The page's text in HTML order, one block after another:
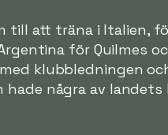
till att träna i Italien,
för Quilmes
klubbledningen
hade några av